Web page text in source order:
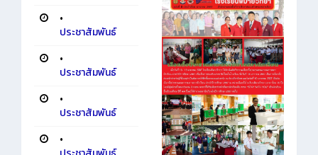
•
ประชาสัมพันธ์
•
ประชาสัมพันธ์
•
ประชาสัมพันธ์
•